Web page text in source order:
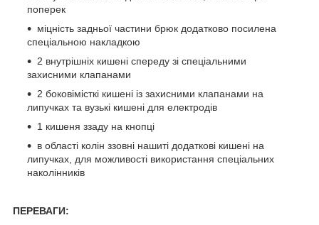
поперек
міцність задньої частини брюк додатково посилена
спеціальною накладкою
2 внутрішніх кишені спереду зі спеціальними
захисними клапанами
2 боковімісткі кишені із захисними клапанами на
липучках та вузькі кишені для електродів
1 кишеня ззаду на кнопці
в області колін ззовні нашиті додаткові кишені на
липучках, для можливості використання спеціальних
наколінників
ПЕРЕВАГИ: